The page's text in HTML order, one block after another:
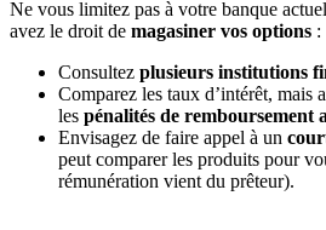
Ne vous limitez pas à votre banque
avez le droit de magasiner vos options :
Consultez plusieurs institutions
Comparez les taux d’intérêt, mais
les pénalités de remboursement
Envisagez de faire appel à un
peut comparer les produits pour
rémunération vient du prêteur).